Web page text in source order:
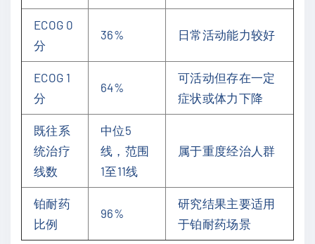
ECOG 0
分
36% 日常活动能力较好
ECOG 1
分
64%
可活动但存在一定
症状或体力下降
既往系
统治疗
线数
中位5
线，范围
1至11线
属于重度经治人群
铂耐药
比例
96%
研究结果主要适用
于铂耐药场景